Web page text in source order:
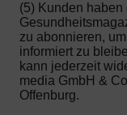
(5) Kunden
zu abonnieren,
informiert zu
kann jederzeit
media GmbH &
Offenburg.